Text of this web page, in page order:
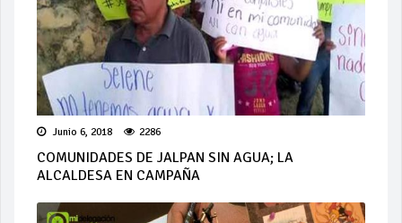
Junio 6, 2018 2286
COMUNIDADES DE JALPAN SIN AGUA; LA
ALCALDESA EN CAMPAÑA